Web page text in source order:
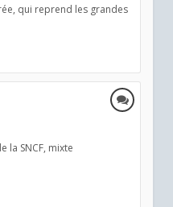
qui reprend les grandes
la SNCF, mixte